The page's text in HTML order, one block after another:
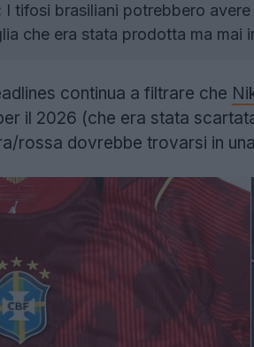
I tifosi brasiliani potrebbero
che era stata prodotta ma mai
continua a filtrare che
il 2026 (che era stata
rossa dovrebbe trovarsi in